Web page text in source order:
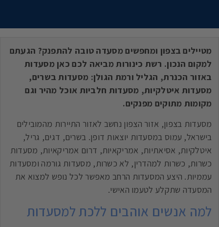
מטיילים בצפון ומחפשים מסעדה טובה להתפנק? הגעתם
למקום הנכון. רשת כינורות מביאה לכם כאן מסעדות
באזור הכנרת, הגליל ורמת הגולן: מסעדות בשרים,
מסעדות איטלקיות, מסעדות חלביות אוכל מהיר וגם
מקומות מתוקים מפנקים.
מסעדות בצפון, אזור הצפון נחשב לאזור התיירות מהמובילים
בישראל, עמוס במסעדות יוצאות דופן. בשרים, דגים, גריל,
איטלקיות, אסיאתיות, אמריקאיות, דרום אמריקאיות, מסעדות
כשרות, כשרות למהדרין, לא כשרות, מסעדות גורמה ומסעדות
עממיות. היצע המסעדות הרחב מאפשר לכל נופש למצוא את
המסעדה שתקלע לטעמו האישי.
למה אנשים אוהבים ללכת למסעדות